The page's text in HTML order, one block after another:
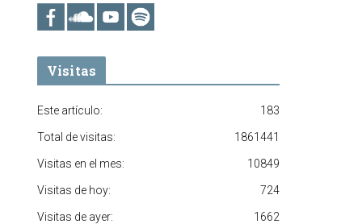
Visitas
183
Este artículo:
1861441
Total de visitas:
10849
Visitas en el mes:
724
Visitas de hoy:
1662
Visitas de ayer: